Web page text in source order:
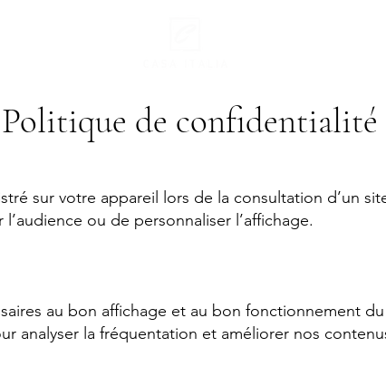
Politique de confidentialité
sur votre appareil lors de la consultation d’un
ou de personnaliser l’affichage.
au bon affichage et au bon fonctionnement
analyser la fréquentation et améliorer nos